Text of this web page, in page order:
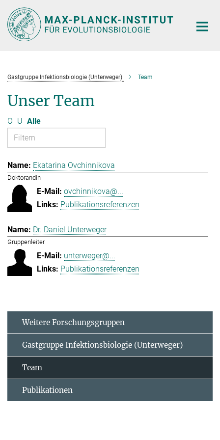
Hauptinhalt
Gastgruppe Infektionsbiologie (Unterweger) Team
Unser Team
O U Alle
Ekatarina Ovchinnikova
Doktorandin
ovchinnikova@...
Publikationsreferenzen
Dr. Daniel Unterweger
Gruppenleiter
unterweger@...
Publikationsreferenzen
Weitere Forschungsgruppen
Gastgruppe Infektionsbiologie (Unterweger)
Team
Publikationen